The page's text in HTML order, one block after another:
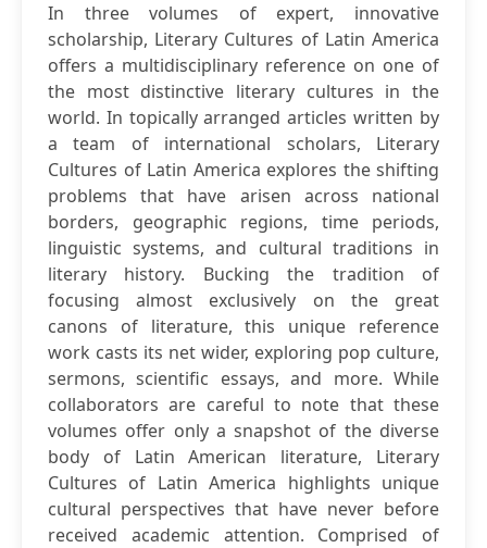
In three volumes of expert, innovative
scholarship, Literary Cultures of Latin America
offers a multidisciplinary reference on one of
the most distinctive literary cultures in the
world. In topically arranged articles written by
a team of international scholars, Literary
Cultures of Latin America explores the shifting
problems that have arisen across national
borders, geographic regions, time periods,
linguistic systems, and cultural traditions in
literary history. Bucking the tradition of
focusing almost exclusively on the great
canons of literature, this unique reference
work casts its net wider, exploring pop culture,
sermons, scientific essays, and more. While
collaborators are careful to note that these
volumes offer only a snapshot of the diverse
body of Latin American literature, Literary
Cultures of Latin America highlights unique
cultural perspectives that have never before
received academic attention. Comprised of